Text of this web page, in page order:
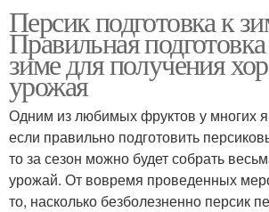
Персик подготовка к
Правильная
зиме для получения
урожая
Одним из любимых фруктов у многих
если правильно подготовить
то за сезон можно будет собрать
урожай. От вовремя проведенных
то, насколько безболезненно персик